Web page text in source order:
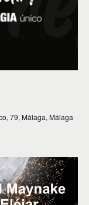
79, Málaga, Málaga